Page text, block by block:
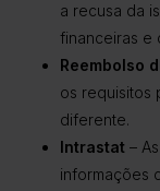
a recusa da
financeiras e
Reembolso
os requisitos
diferente.
Intrastat –
informações